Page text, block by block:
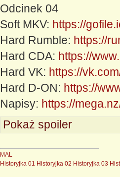
Odcinek 04
Soft MKV: https://
Hard Rumble: https://
Hard CDA: https://
Hard VK: https://
Hard D-ON: https://
Napisy: https://
Pokaż spoiler
MAL
Historyjka 01 Historyjka 02 Historyjka 03